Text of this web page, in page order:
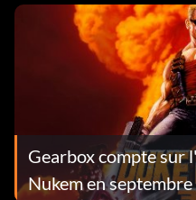
Gearbox compte sur
Nukem en septembre